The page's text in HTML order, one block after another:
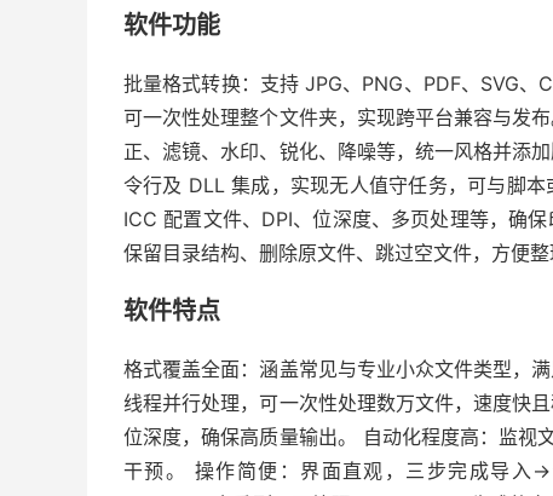
软件功能
批量格式转换：支持 JPG、PNG、PDF、SVG、
可一次性处理整个文件夹，实现跨平台兼容与发
正、滤镜、水印、锐化、降噪等，统一风格并添
令行及 DLL 集成，实现无人值守任务，可与脚
ICC 配置文件、DPI、位深度、多页处理等，确
保留目录结构、删除原文件、跳过空文件，方便整
软件特点
格式覆盖全面：涵盖常见与专业小众文件类型，
线程并行处理，可一次性处理数万文件，速度快
位深度，确保高质量输出。 自动化程度高：监视
干预。 操作简便：界面直观，三步完成导入